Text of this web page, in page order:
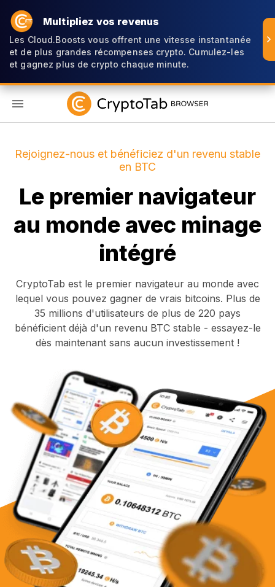
Multipliez vos revenus
Les Cloud.Boosts vous offrent une vitesse instantanée
et de plus grandes récompenses crypto. Cumulez-les
et gagnez plus de crypto chaque minute.
Rejoignez-nous et bénéficiez d'un revenu stable
en BTC
Le premier navigateur
au monde avec minage
intégré
CryptoTab est le premier navigateur au monde avec
lequel vous pouvez gagner de vrais bitcoins. Plus de
35 millions d'utilisateurs de plus de 220 pays
bénéficient déjà d'un revenu BTC stable - essayez-le
dès maintenant sans aucun investissement !